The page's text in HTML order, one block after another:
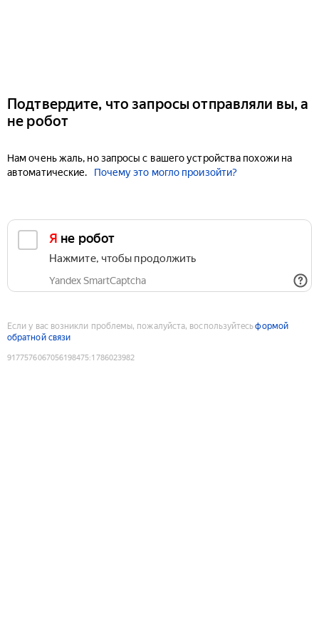
Подтвердите, что запросы отправляли вы, а
не робот
Нам очень жаль, но запросы с вашего устройства похожи на
автоматические.
Почему это могло произойти?
Я не робот
Нажмите, чтобы продолжить
Yandex SmartCaptcha
Если у вас возникли проблемы, пожалуйста, воспользуйтесьформой
обратной связи
9177576067056198475:1786023982